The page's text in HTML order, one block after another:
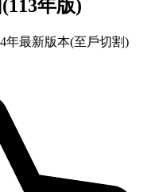
年版)
年最新版本(至戶切割)